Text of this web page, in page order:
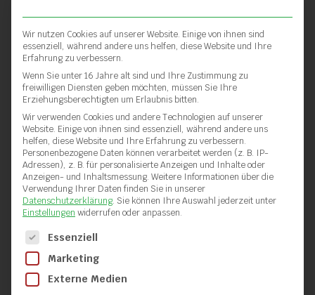
stufenlos über Frequenzumrichter
Heizleistung
2,1 KW, 3 Heizzonen
Spannung
400 V/50 Hz
Gewicht
ca. 100 kg (incl. Fahrgestell)
Ähnliche Produkte
Wir nutzen Cookies auf unserer Website. Einige von ihnen sind
essenziell, während andere uns helfen, diese Website und Ihre
Erfahrung zu verbessern.
Wenn Sie unter 16 Jahre alt sind und Ihre Zustimmung zu
freiwilligen Diensten geben möchten, müssen Sie Ihre
Erziehungsberechtigten um Erlaubnis bitten.
Wir verwenden Cookies und andere Technologien auf unserer
Website. Einige von ihnen sind essenziell, während andere uns
helfen, diese Website und Ihre Erfahrung zu verbessern.
Personenbezogene Daten können verarbeitet werden (z. B. IP-
Adressen), z. B. für personalisierte Anzeigen und Inhalte oder
Anzeigen- und Inhaltsmessung. Weitere Informationen über die
Verwendung Ihrer Daten finden Sie in unserer
Datenschutzerklärung. Sie können Ihre Auswahl jederzeit unter
Einstellungen widerrufen oder anpassen.
Es folgt eine Liste der Service-Gruppen, für die eine
Essenziell
Marketing
Externe Medien